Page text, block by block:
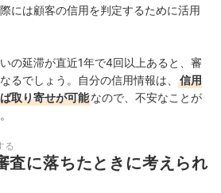
には顧客の信用を判定するために活用
の延滞が直近1年で4回以上あると、審
るでしょう。自分の信用情報は、
信用
取り寄せが可能なので、不安なことが
る
査に落ちたときに考えられ